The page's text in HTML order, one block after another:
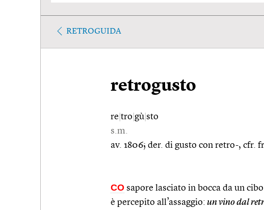
RETROGUIDA
retrogusto
re tro gù sto
s.m.
av. 1806; der. di gusto con retro-, cfr.
CO sapore lasciato in bocca da un
è percepito all’assaggio: un vino dal